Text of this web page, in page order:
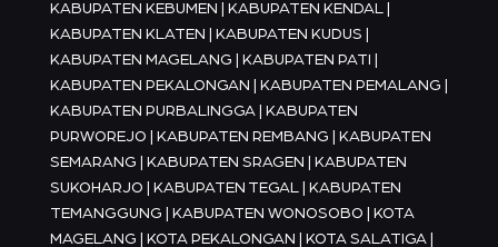
KABUPATEN KEBUMEN | KABUPATEN KENDAL |
KABUPATEN KLATEN | KABUPATEN KUDUS |
KABUPATEN MAGELANG | KABUPATEN PATI |
KABUPATEN PEKALONGAN | KABUPATEN PEMALANG |
KABUPATEN PURBALINGGA | KABUPATEN
PURWOREJO | KABUPATEN REMBANG | KABUPATEN
SEMARANG | KABUPATEN SRAGEN | KABUPATEN
SUKOHARJO | KABUPATEN TEGAL | KABUPATEN
TEMANGGUNG | KABUPATEN WONOSOBO | KOTA
MAGELANG | KOTA PEKALONGAN | KOTA SALATIGA |